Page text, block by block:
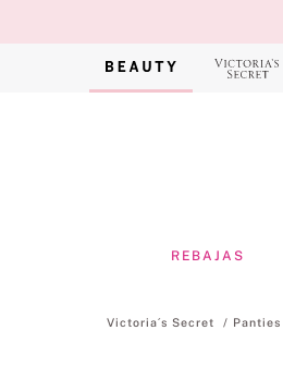
REBAJAS
Panties